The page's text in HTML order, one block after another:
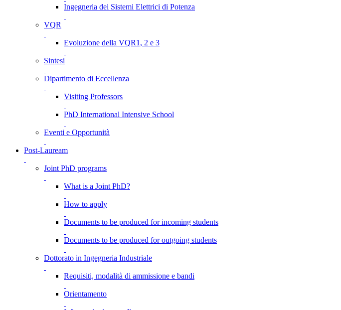
Ingegneria dei Sistemi Elettrici di Potenza
VQR
Evoluzione della VQR1, 2 e 3
Sintesi
Dipartimento di Eccellenza
Visiting Professors
PhD International Intensive School
Eventi e Opportunità
Post-Lauream
Joint PhD programs
What is a Joint PhD?
How to apply
Documents to be produced for incoming students
Documents to be produced for outgoing students
Dottorato in Ingegneria Industriale
Requisiti, modalità di ammissione e bandi
Orientamento